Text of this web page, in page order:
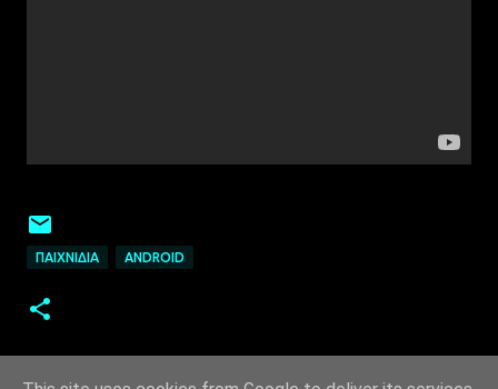
ΠΑΙΧΝΊΔΙΑ ANDROID